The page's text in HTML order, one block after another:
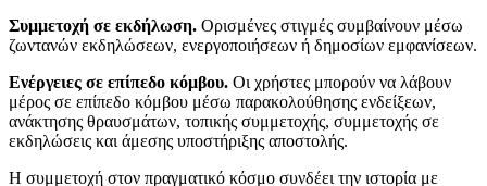
Συμμετοχή σε εκδήλωση. Ορισμένες στιγμές συμβαίνουν μέσω
ζωντανών εκδηλώσεων, ενεργοποιήσεων ή δημοσίων εμφανίσεων.
Ενέργειες σε επίπεδο κόμβου. Οι χρήστες μπορούν να λάβουν
μέρος σε επίπεδο κόμβου μέσω παρακολούθησης ενδείξεων,
ανάκτησης θραυσμάτων, τοπικής συμμετοχής, συμμετοχής σε
εκδηλώσεις και άμεσης υποστήριξης αποστολής.
Η συμμετοχή στον πραγματικό κόσμο συνδέει την ιστορία με